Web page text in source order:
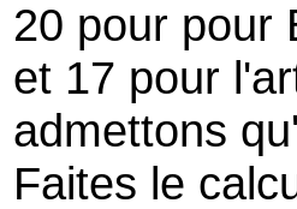
20 pour pour
et 17 pour
admettons
Faites le